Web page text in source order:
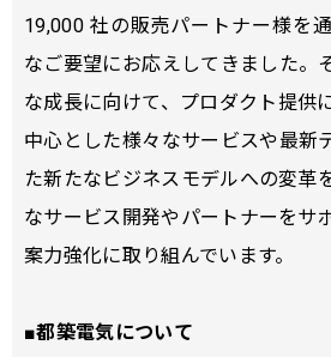
19,000 社の販売パートナー様を
なご要望にお応えしてきました。
な成長に向けて、プロダクト提供
中心とした様々なサービスや最新
た新たなビジネスモデルへの変革
なサービス開発やパートナーをサ
案力強化に取り組んでいます。
■都築電気について